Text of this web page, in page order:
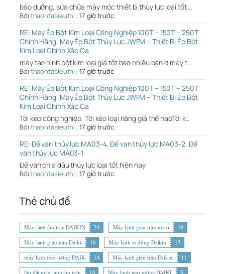
bảo dưỡng, sửa chữa máy móc thiết bị thủy lực loại tốt …
Bởi thaontasieuthi , 17 giờ trước
RE: Máy Ép Bột Kim Loại Công Nghiệp 100T – 150T – 250T
Chính Hãng, Máy Ép Bột Thủy Lực JWFM – Thiết Bị Ép Bột
Kim Loại Chính Xác Ca
máy tạo hình bột kim loại giá tốt bao nhiêu bạn ơimáy t…
Bởi thaontasieuthi , 17 giờ trước
RE: Máy Ép Bột Kim Loại Công Nghiệp 100T – 150T – 250T
Chính Hãng, Máy Ép Bột Thủy Lực JWFM – Thiết Bị Ép Bột
Kim Loại Chính Xác Ca
Tời kéo công nghiệp, Tới kéo loại nặng giá thế nàoTời k…
Bởi thaontasieuthi , 17 giờ trước
RE: Đế van thủy lực MA03-4, Đế van thủy lực MA03-2, Đế
van thủy lực MA03-1
Đế van chia dầu thủy lực loại tốt hiện nay
Bởi thaontasieuthi , 17 giờ trước
Thẻ chủ đề
Máy lạnh âm trần DAIKIN 24 Máy lạnh giấu trần nối ố
18
Máy lạnh giấu trần Daiki
18 Máy lạnh tủ đứng Daikin
15
máy lạnh treo tường DAIK
14 Máy lạnh giấu trần Daikin
11
lắp đặt máy lạnh âm trần
10 Máy lạnh treo tường DAIKI 9